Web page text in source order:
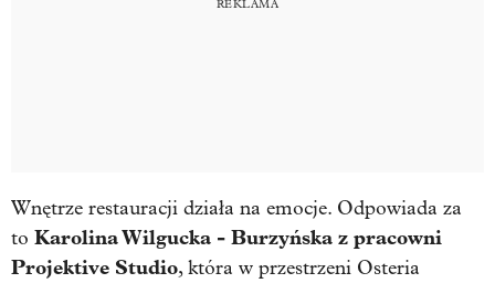
Wnętrze restauracji działa na emocje. Odpowiada za
to Karolina Wilgucka - Burzyńska z pracowni
Projektive Studio, która w przestrzeni Osteria